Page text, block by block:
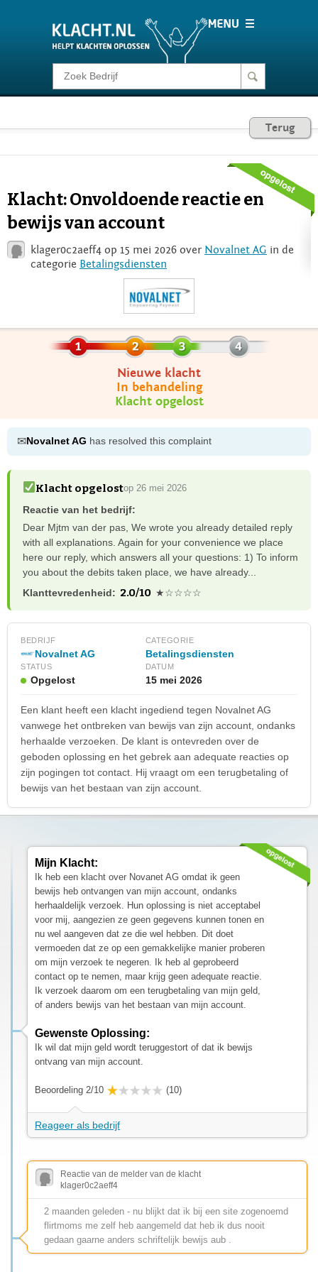
Klacht melden
Consumentenrecht
Login
Terug
Klacht: Onvoldoende reactie en
bewijs van account
klager0c2aeff4 op 15 mei 2026 over Novalnet AG in de
categorie Betalingsdiensten
Nieuwe klacht
In behandeling
Klacht opgelost
✉Novalnet AG has resolved this complaint
Klacht opgelostop 26 mei 2026
Reactie van het bedrijf:
Dear Mjtm van der pas, We wrote you already detailed reply
with all explanations. Again for your convenience we place
here our reply, which answers all your questions: 1) To inform
you about the debits taken place, we have already...
Klanttevredenheid: 2.0/10 ★☆☆☆☆
BEDRIJF
Novalnet AG
CATEGORIE
Betalingsdiensten
STATUS
Opgelost
DATUM
15 mei 2026
Een klant heeft een klacht ingediend tegen Novalnet AG
vanwege het ontbreken van bewijs van zijn account, ondanks
herhaalde verzoeken. De klant is ontevreden over de
geboden oplossing en het gebrek aan adequate reacties op
zijn pogingen tot contact. Hij vraagt om een terugbetaling of
bewijs van het bestaan van zijn account.
Mijn Klacht:
Ik heb een klacht over Novanet AG omdat ik geen
bewijs heb ontvangen van mijn account, ondanks
herhaaldelijk verzoek. Hun oplossing is niet acceptabel
voor mij, aangezien ze geen gegevens kunnen tonen en
nu wel aangeven dat ze die wel hebben. Dit doet
vermoeden dat ze op een gemakkelijke manier proberen
om mijn verzoek te negeren. Ik heb al geprobeerd
contact op te nemen, maar krijg geen adequate reactie.
Ik verzoek daarom om een terugbetaling van mijn geld,
of anders bewijs van het bestaan van mijn account.
Gewenste Oplossing:
Ik wil dat mijn geld wordt teruggestort of dat ik bewijs
ontvang van mijn account.
Beoordeling 2/10 (10)
Reageer als bedrijf
Reactie van de melder van de klacht
klager0c2aeff4
2 maanden geleden - nu blijkt dat ik bij een site zogenoemd
flirtmoms me zelf heb aangemeld dat heb ik dus nooit
gedaan gaarne anders schriftelijk bewijs aub .